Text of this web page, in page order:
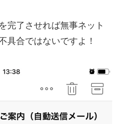
完了させれば無事ネット
具合ではないですよ！